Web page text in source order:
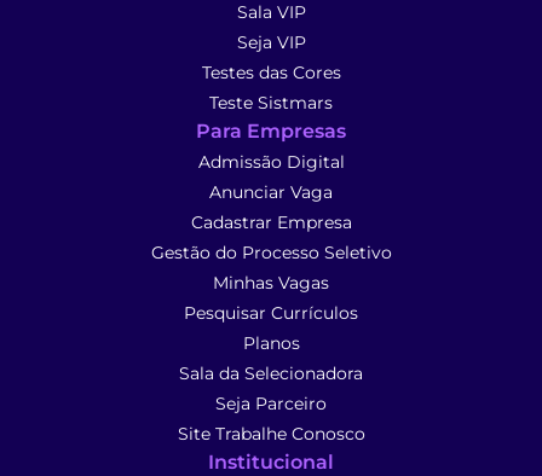
Sala VIP
Seja VIP
Testes das Cores
Teste Sistmars
Para Empresas
Admissão Digital
Anunciar Vaga
Cadastrar Empresa
Gestão do Processo Seletivo
Minhas Vagas
Pesquisar Currículos
Planos
Sala da Selecionadora
Seja Parceiro
Site Trabalhe Conosco
Institucional